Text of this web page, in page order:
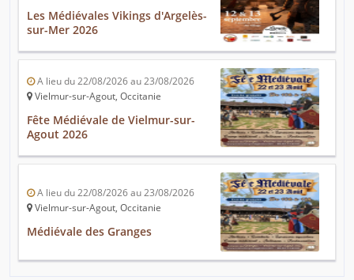
Les Médiévales Vikings d'Argelès-
sur-Mer 2026
A lieu du 22/08/2026 au 23/08/2026
Vielmur-sur-Agout, Occitanie
Fête Médiévale de Vielmur-sur-
Agout 2026
A lieu du 22/08/2026 au 23/08/2026
Vielmur-sur-Agout, Occitanie
Médiévale des Granges